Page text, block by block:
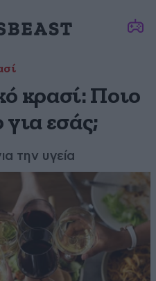
κρασί: Ποιο
για εσάς;
την υγεία